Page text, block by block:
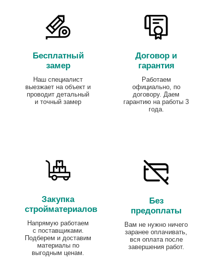
Бесплатный
замер
Наш специалист
выезжает на объект и
проводит детальный
и точный замер
Договор и
гарантия
Работаем
официально, по
договору. Даем
гарантию на работы 3
года.
Закупка
стройматериалов
Напрямую работаем
с поставщиками.
Подберем и доставим
материалы по
выгодным ценам.
Без
предоплаты
Вам не нужно ничего
заранее оплачивать,
вся оплата после
завершения работ.